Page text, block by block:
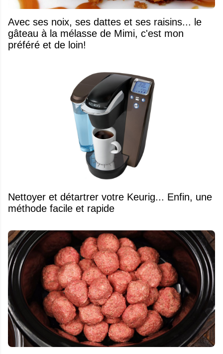
Avec ses noix, ses dattes et ses raisins... le
gâteau à la mélasse de Mimi, c'est mon
préféré et de loin!
Nettoyer et détartrer votre Keurig... Enfin, une
méthode facile et rapide